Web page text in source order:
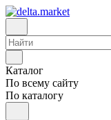
Каталог
По всему сайту
По каталогу